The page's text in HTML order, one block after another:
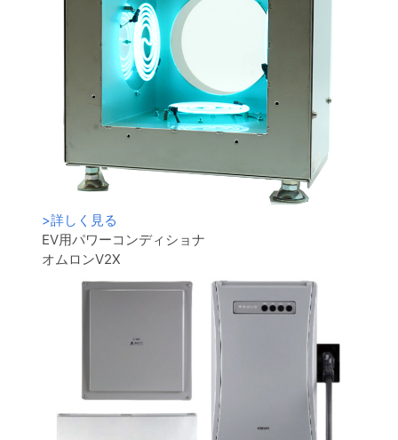
>詳しく見る
EV用パワーコンディショナ
オムロンV2X